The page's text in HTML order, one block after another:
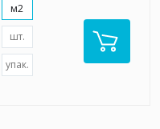
м2
шт.
упак.